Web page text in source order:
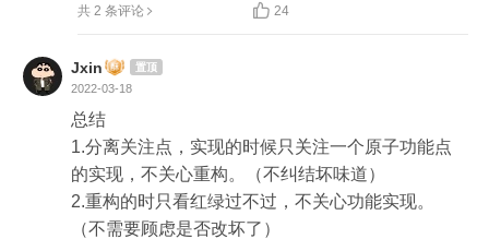
1) 设计能力:软件设计原则/思想/模式
3) 重构能力:代码坏味道,重构方法/工具
2. 需求拆分一般有两种方式
1) 任务列表 —— 从无到有实现各个功能点,从内到
外,比如实现Option和ListOption等
2) 测试列表 —— 通过所有测试即表示实现功能,Ou
tside-in,从外部API一点一点向内推
共 2 条评论  24
Jxin 置顶
2022-03-18
总结
1.分离关注点，实现的时候只关注一个原子功能点
的实现，不关心重构。（不纠结坏味道）
2.重构的时只看红绿过不过，不关心功能实现。
（不需要顾虑是否改坏了）